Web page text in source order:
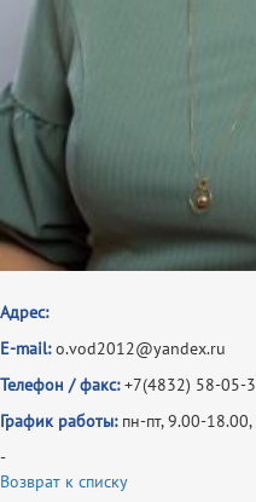
Адрес:
E-mail: o.vod2012@yandex.ru
Телефон / факс: +7(4832) 58-05-
График работы: пн-пт, 9.00-
-
Возврат к списку